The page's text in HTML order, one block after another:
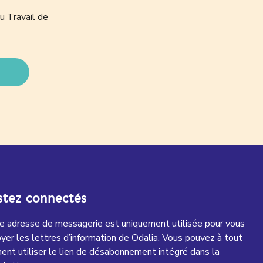
Travail de
connectés
adresse de messagerie est uniquement utilisée pour vous
les lettres d’information de Odalia. Vous pouvez à tout
utiliser le lien de désabonnement intégré dans la